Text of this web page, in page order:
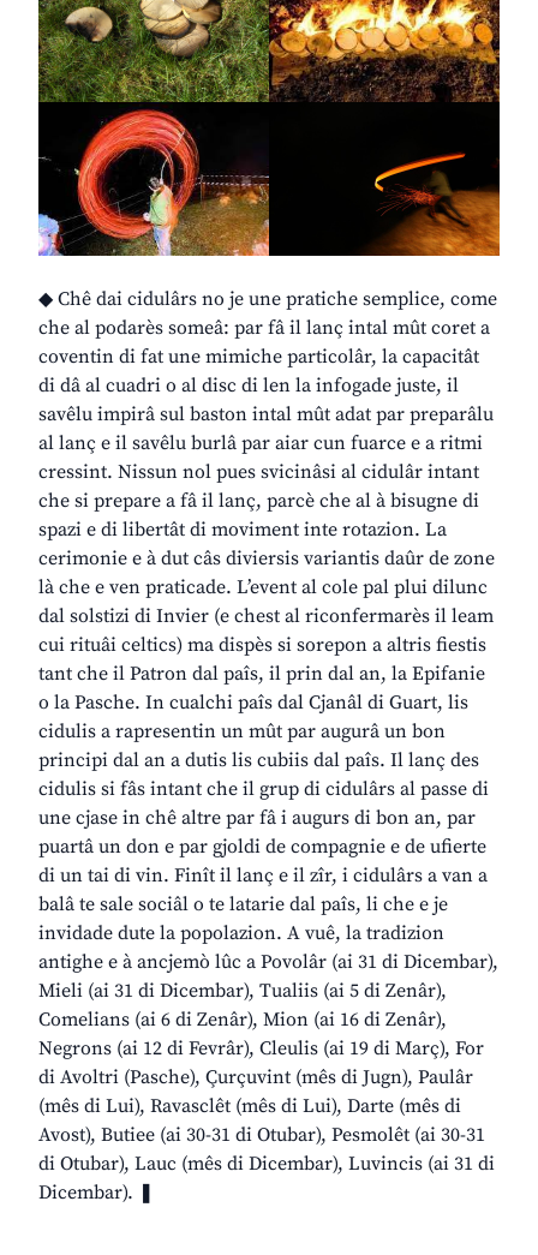
◆ Chê dai cidulârs no je une pratiche semplice, come
che al podarès someâ: par fâ il lanç intal mût coret a
coventin di fat une mimiche particolâr, la capacitât
di dâ al cuadri o al disc di len la infogade juste, il
savêlu impirâ sul baston intal mût adat par preparâlu
al lanç e il savêlu burlâ par aiar cun fuarce e a ritmi
cressint. Nissun nol pues svicinâsi al cidulâr intant
che si prepare a fâ il lanç, parcè che al à bisugne di
spazi e di libertât di moviment inte rotazion. La
cerimonie e à dut câs diviersis variantis daûr de zone
là che e ven praticade. L’event al cole pal plui dilunc
dal solstizi di Invier (e chest al riconfermarès il leam
cui rituâi celtics) ma dispès si sorepon a altris fiestis
tant che il Patron dal paîs, il prin dal an, la Epifanie
o la Pasche. In cualchi paîs dal Cjanâl di Guart, lis
cidulis a rapresentin un mût par augurâ un bon
principi dal an a dutis lis cubiis dal paîs. Il lanç des
cidulis si fâs intant che il grup di cidulârs al passe di
une cjase in chê altre par fâ i augurs di bon an, par
puartâ un don e par gjoldi de compagnie e de ufierte
di un tai di vin. Finît il lanç e il zîr, i cidulârs a van a
balâ te sale sociâl o te latarie dal paîs, li che e je
invidade dute la popolazion. A vuê, la tradizion
antighe e à ancjemò lûc a Povolâr (ai 31 di Dicembar),
Mieli (ai 31 di Dicembar), Tualiis (ai 5 di Zenâr),
Comelians (ai 6 di Zenâr), Mion (ai 16 di Zenâr),
Negrons (ai 12 di Fevrâr), Cleulis (ai 19 di Març), For
di Avoltri (Pasche), Çurçuvint (mês di Jugn), Paulâr
(mês di Lui), Ravasclêt (mês di Lui), Darte (mês di
Avost), Butiee (ai 30-31 di Otubar), Pesmolêt (ai 30-31
di Otubar), Lauc (mês di Dicembar), Luvincis (ai 31 di
Dicembar). ❚